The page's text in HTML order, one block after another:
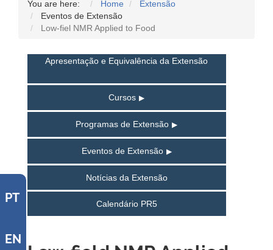
PT
EN
You are here: Home
Extensão
Eventos de Extensão
Low-fiel NMR Applied to Food
Apresentação e Equivalência da Extensão
Cursos
Programas de Extensão
Eventos de Extensão
Notícias da Extensão
Calendário PR5